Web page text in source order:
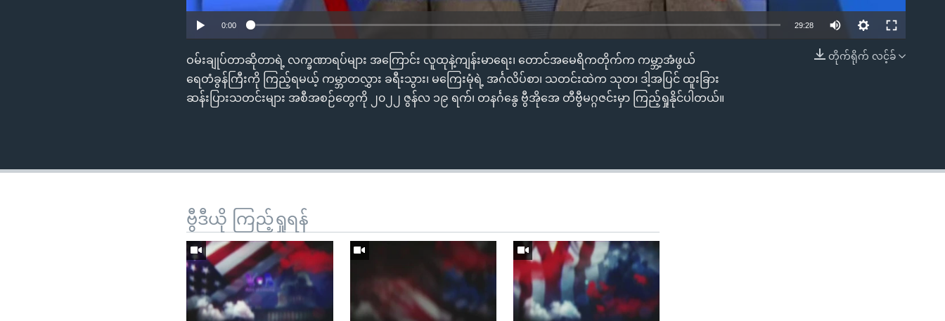
EMBED
0:00 29:28
တိုက်ရိုက် လင့်ခ်
ဝမ်းချုပ်တာဆိုတာရဲ့ လက္ခဏာရပ်များ အကြောင်း လူထုနဲ့ကျန်းမာရေး၊ တောင်အမေရိကတိုက်က ကမ္ဘာ့အံဖွယ်
ရေတံခွန်ကြီးကို ကြည့်ရမယ့် ကမ္ဘာတလွှား ခရီးသွား၊ မကြေးမုံရဲ့ အင်္ဂလိပ်စာ၊ သတင်းထဲက သုတ၊ ဒါ့အပြင် ထူးခြား
ဆန်းပြားသတင်းများ အစီအစဉ်တွေကို ၂၀၂၂ ဇွန်လ ၁၉ ရက်၊ တနင်္ဂနွေ ဗွီအိုအေ တီဗွီမဂ္ဂဇင်းမှာ ကြည့်ရှုနိုင်ပါတယ်။
ဗွီဒီယို ကြည့်ရှုရန်